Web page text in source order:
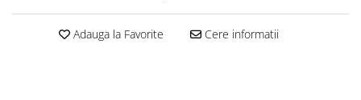
Adauga la Favorite Cere informatii